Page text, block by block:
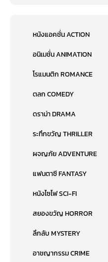
หนังแอคชั่น ACTION
อนิเมชั่น ANIMATION
โรแมนติก ROMANCE
ตลก COMEDY
ดราม่า DRAMA
ระทึกขวัญ THRILLER
ผจญภัย ADVENTURE
แฟนตาซี FANTASY
หนังไซไฟ SCI-FI
สยองขวัญ HORROR
ลึกลับ MYSTERY
อาชญากรรม CRIME